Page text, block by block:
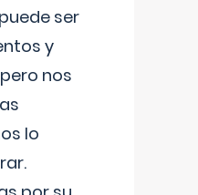
ser
y
nos
lo